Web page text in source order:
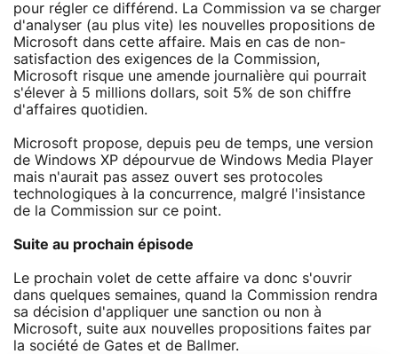
pour régler ce différend. La Commission va se charger
d'analyser (au plus vite) les nouvelles propositions de
Microsoft dans cette affaire. Mais en cas de non-
satisfaction des exigences de la Commission,
Microsoft risque une amende journalière qui pourrait
s'élever à 5 millions dollars, soit 5% de son chiffre
d'affaires quotidien.
Microsoft propose, depuis peu de temps, une version
de Windows XP dépourvue de Windows Media Player
mais n'aurait pas assez ouvert ses protocoles
technologiques à la concurrence, malgré l'insistance
de la Commission sur ce point.
Suite au prochain épisode
Le prochain volet de cette affaire va donc s'ouvrir
dans quelques semaines, quand la Commission rendra
sa décision d'appliquer une sanction ou non à
Microsoft, suite aux nouvelles propositions faites par
la société de Gates et de Ballmer.